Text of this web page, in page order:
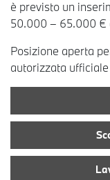
è previsto un
50.000 – 65.000 €
Posizione aperta
autorizzata